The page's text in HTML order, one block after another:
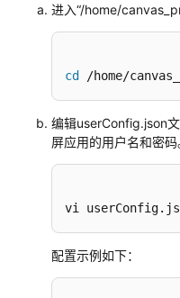
进入“/home/
cd /home/
编辑userConfig.json
屏应用的用户名和密码
vi
配置示例如下：